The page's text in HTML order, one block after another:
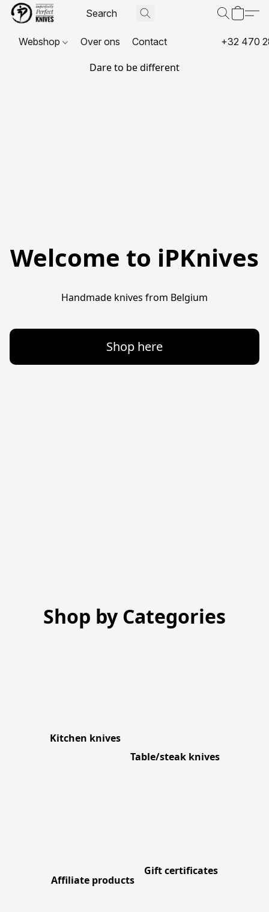
Webshop Over ons Contact +32 470
Dare to be different
Welcome to iPKnives
Handmade knives from Belgium
Shop here
Shop by Categories
Kitchen knives
Table/steak knives
Affiliate products
Gift certificates